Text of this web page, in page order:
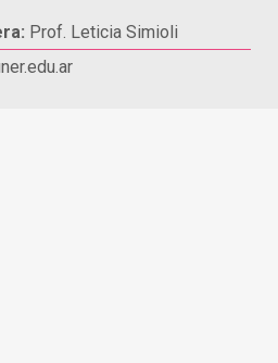
Prof. Leticia Simioli